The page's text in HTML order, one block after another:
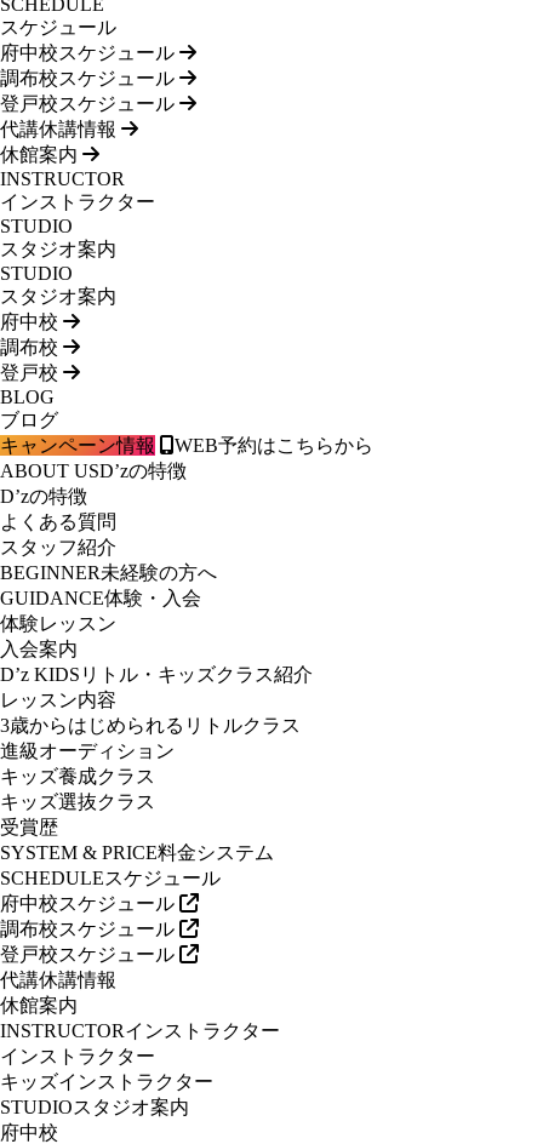
SCHEDULE
スケジュール
府中校スケジュール
調布校スケジュール
登戸校スケジュール
代講休講情報
休館案内
INSTRUCTOR
インストラクター
STUDIO
スタジオ案内
STUDIO
スタジオ案内
府中校
調布校
登戸校
BLOG
ブログ
キャンペーン情報
WEB予約はこちらから
ABOUT USD’zの特徴
D’zの特徴
よくある質問
スタッフ紹介
BEGINNER未経験の方へ
GUIDANCE体験・入会
体験レッスン
入会案内
D’z KIDS リトル・キッズクラス紹介
レッスン内容
3歳からはじめられるリトルクラス
進級オーディション
キッズ養成クラス
キッズ選抜クラス
受賞歴
SYSTEM & PRICE料金システム
SCHEDULEスケジュール
府中校スケジュール
調布校スケジュール
登戸校スケジュール
代講休講情報
休館案内
INSTRUCTORインストラクター
インストラクター
キッズインストラクター
STUDIOスタジオ案内
府中校